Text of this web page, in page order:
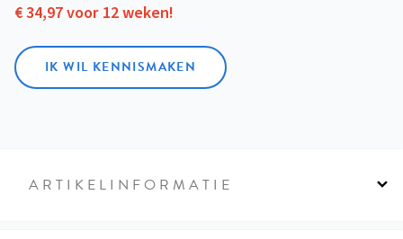
€ 34,97 voor 12 weken!
IK WIL KENNISMAKEN
ARTIKELINFORMATIE